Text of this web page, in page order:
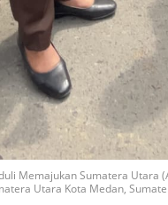
Memajukan Sumatera Utara
Utara Kota Medan,